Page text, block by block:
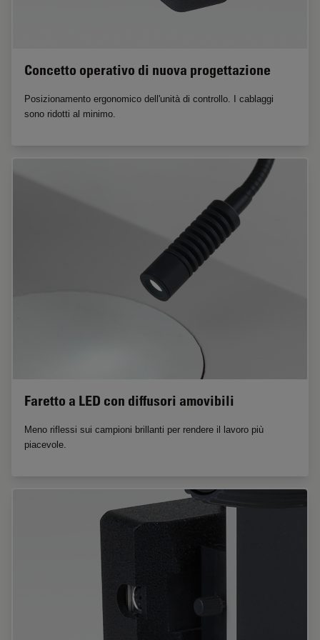
Concetto operativo di nuova progettazione
Posizionamento ergonomico dell'unità di controllo. I cablaggi
sono ridotti al minimo.
Faretto a LED con diffusori amovibili
Meno riflessi sui campioni brillanti per rendere il lavoro più
piacevole.